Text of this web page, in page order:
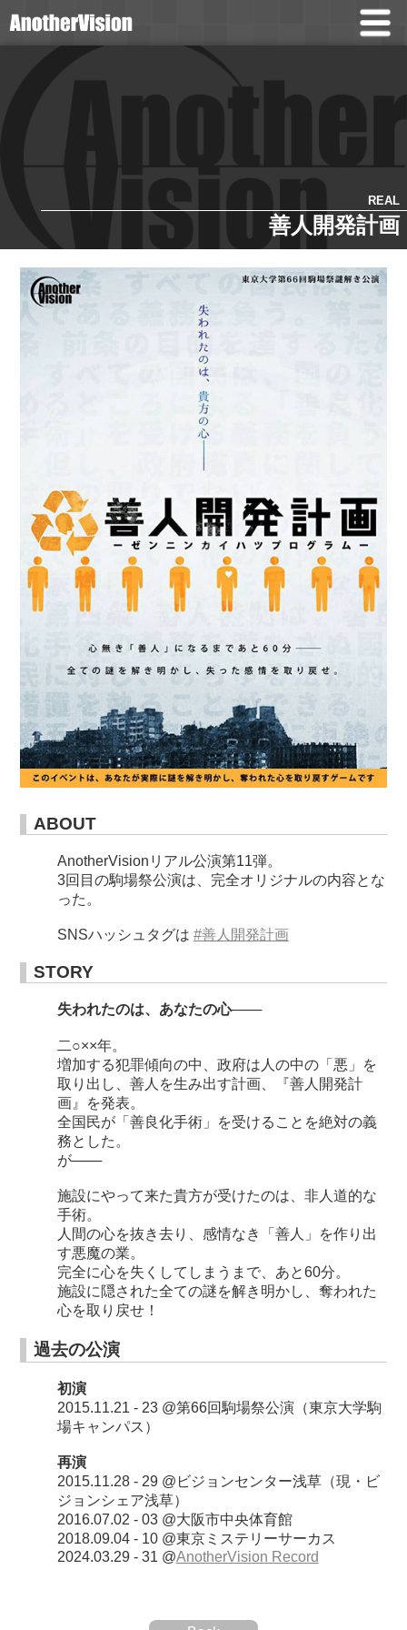
REAL
善人開発計画
ABOUT
AnotherVisionリアル公演第11弾。
3回目の駒場祭公演は、完全オリジナルの内容とな
った。
SNSハッシュタグは #善人開発計画
STORY
失われたのは、あなたの心───
二○××年。
増加する犯罪傾向の中、政府は人の中の「悪」を
取り出し、善人を生み出す計画、『善人開発計
画』を発表。
全国民が「善良化手術」を受けることを絶対の義
務とした。
が───
施設にやって来た貴方が受けたのは、非人道的な
手術。
人間の心を抜き去り、感情なき「善人」を作り出
す悪魔の業。
完全に心を失くしてしまうまで、あと60分。
施設に隠された全ての謎を解き明かし、奪われた
心を取り戻せ！
過去の公演
初演
2015.11.21 - 23 @第66回駒場祭公演（東京大学駒
場キャンパス）
再演
2015.11.28 - 29 @ビジョンセンター浅草（現・ビ
ジョンシェア浅草）
2016.07.02 - 03 @大阪市中央体育館
2018.09.04 - 10 @東京ミステリーサーカス
2024.03.29 - 31 @AnotherVision Record